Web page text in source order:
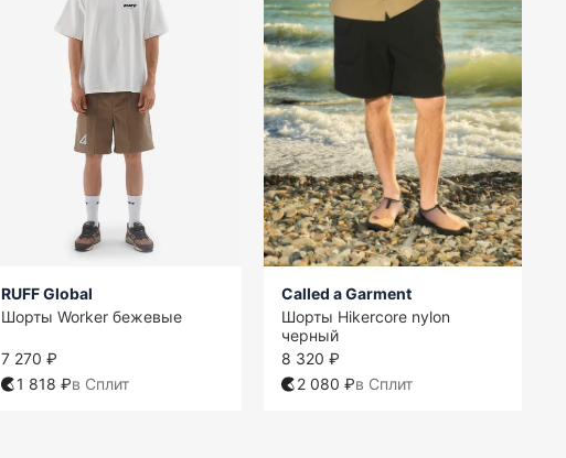
RUFF Global
Шорты Worker бежевые
7 270 ₽
1 818 ₽в Сплит
Called a Garment
Шорты Hikercore nylon
черный
8 320 ₽
2 080 ₽в Сплит